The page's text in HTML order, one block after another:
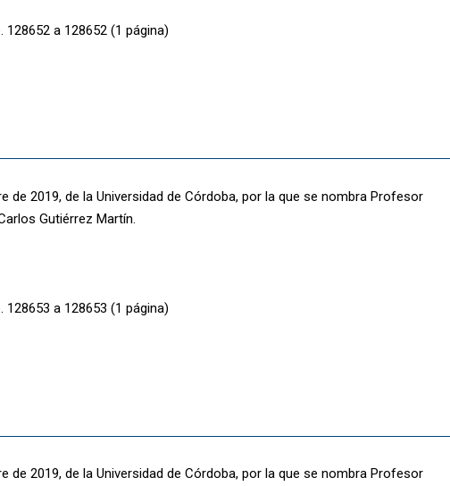
128652 a 128652 (1 página)
de 2019, de la Universidad de Córdoba, por la que se nombra Profesor
Gutiérrez Martín.
128653 a 128653 (1 página)
de 2019, de la Universidad de Córdoba, por la que se nombra Profesor